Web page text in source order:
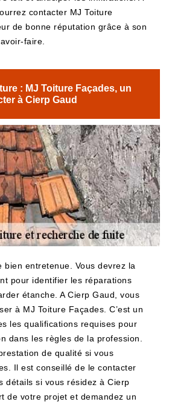
contacter MJ Toiture
de bonne réputation grâce à son
faire.
: MJ Toiture Façades, un
à Cierp Gaud
bien entretenue. Vous devrez la
pour identifier les réparations
étanche. A Cierp Gaud, vous
à MJ Toiture Façades. C’est un
les qualifications requises pour
dans les règles de la profession.
de qualité si vous
Il est conseillé de le contacter
détails si vous résidez à Cierp
de votre projet et demandez un